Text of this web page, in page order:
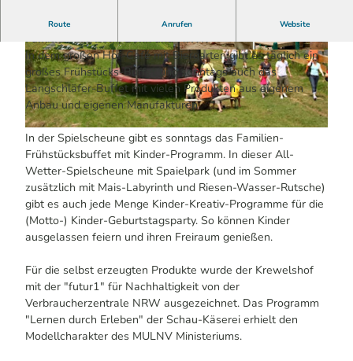
© Krewelshof | KI-optimiert
© Krewelshof | KI-optimiert © Krewelshof | KI-optimiert
Route Anrufen Website
Der Krewelshof ist ein beliebtes Ziel für Kinder und
Familien aus Köln, Bonn und NRW.
In dem großen Hof-Café mit Biergarten gibt es täglich ein
großes Frühstücks-Buffet und sonntags auch das
Langschläfer-Buffet mit vielen Produkten aus eigenem
Anbau und eigenen Manufakturen.
In der Spielscheune gibt es sonntags das Familien-
Frühstücksbuffet mit Kinder-Programm. In dieser All-
Wetter-Spielscheune mit Spaielpark (und im Sommer
zusätzlich mit Mais-Labyrinth und Riesen-Wasser-Rutsche)
gibt es auch jede Menge Kinder-Kreativ-Programme für die
(Motto-) Kinder-Geburtstagsparty. So können Kinder
ausgelassen feiern und ihren Freiraum genießen.
Für die selbst erzeugten Produkte wurde der Krewelshof
mit der "futur1" für Nachhaltigkeit von der
Verbraucherzentrale NRW ausgezeichnet. Das Programm
"Lernen durch Erleben" der Schau-Käserei erhielt den
Modellcharakter des MULNV Ministeriums.